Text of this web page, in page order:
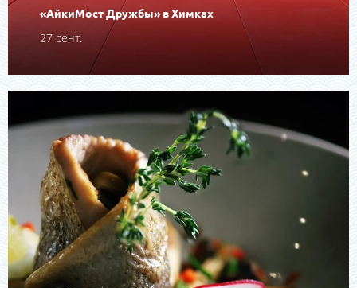
«АйкиМост Дружбы» в Химках
27 сент.